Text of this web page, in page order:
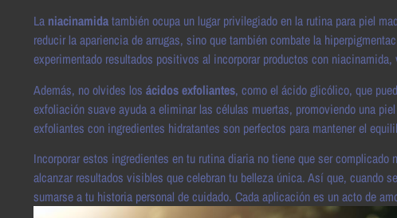
La niacinamidatambién ocupa un lugar privilegiado en la rutina para piel
reducir la apariencia de arrugas, sino que también combate la
experimentado resultados positivos al incorporar productos con
Además, no olvides los ácidos exfoliantes, como el ácido glicólico, que
exfoliación suave ayuda a eliminar las células muertas, promoviendo una
exfoliantes con ingredientes hidratantes son perfectos para mantener el
Incorporar estos ingredientes en tu rutina diaria no tiene que ser
alcanzar resultados visibles que celebran tu belleza única. Así que, cuando
sumarse a tu historia personal de cuidado. Cada aplicación es un acto de